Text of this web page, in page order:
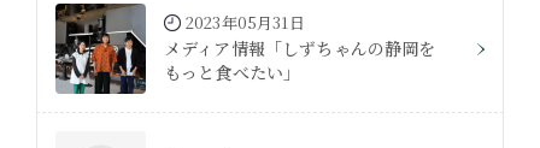
2023年05月31日
メディア情報「しずちゃんの静岡を
もっと食べたい」